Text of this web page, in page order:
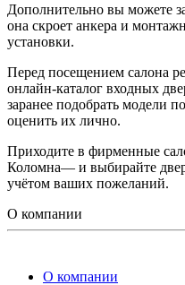
Дополнительно вы можете
она скроет анкера и
установки.
Перед посещением салона
онлайн‑каталог входных
заранее подобрать модели
оценить их лично.
Приходите в фирменные
Коломна— и выбирайте
учётом ваших пожеланий.
О компании
О компании